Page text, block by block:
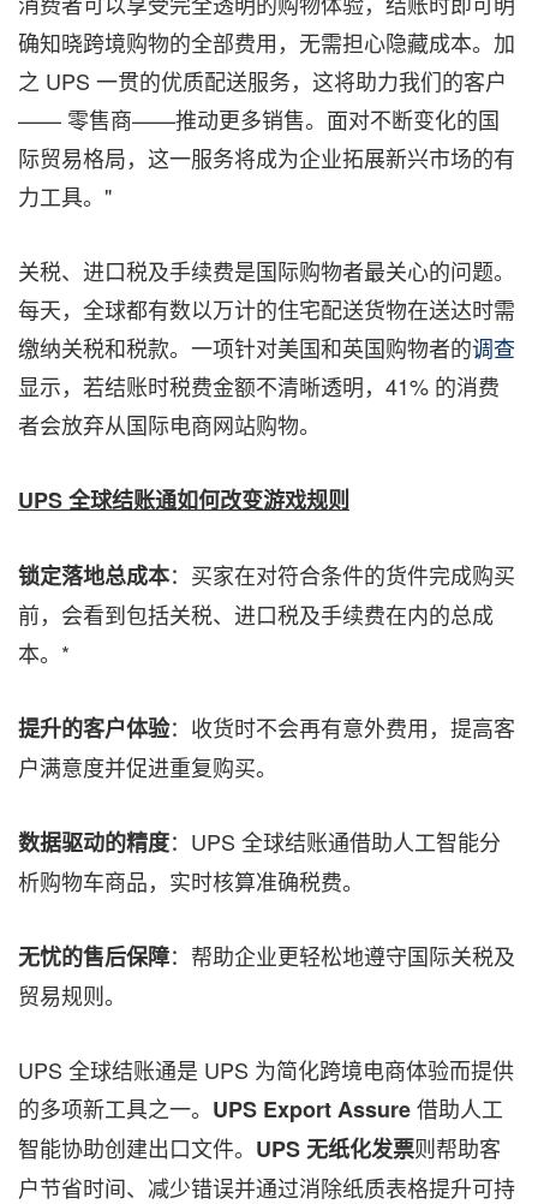
确知晓跨境购物的全部费用，无需担心隐藏成本。加
之 UPS 一贯的优质配送服务，这将助力我们的客户
—— 零售商——推动更多销售。面对不断变化的国
际贸易格局，这一服务将成为企业拓展新兴市场的有
力工具。"
关税、进口税及手续费是国际购物者最关心的问题。
每天，全球都有数以万计的住宅配送货物在送达时需
缴纳关税和税款。一项针对美国和英国购物者的调查
显示，若结账时税费金额不清晰透明，41% 的消费
者会放弃从国际电商网站购物。
UPS 全球结账通如何改变游戏规则
锁定落地总成本：买家在对符合条件的货件完成购买
前，会看到包括关税、进口税及手续费在内的总成
本。*
提升的客户体验：收货时不会再有意外费用，提高客
户满意度并促进重复购买。
数据驱动的精度：UPS 全球结账通借助人工智能分
析购物车商品，实时核算准确税费。
无忧的售后保障：帮助企业更轻松地遵守国际关税及
贸易规则。
UPS 全球结账通是 UPS 为简化跨境电商体验而提供
的多项新工具之一。 UPS Export Assure借助人工
智能协助创建出口文件。 UPS 无纸化发票则帮助客
户节省时间、减少错误并通过消除纸质表格提升可持